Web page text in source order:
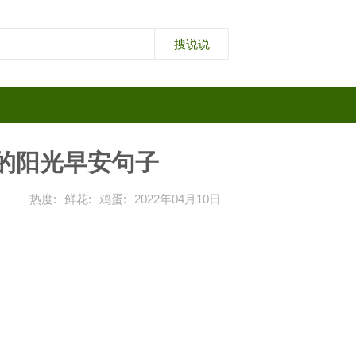
阳光早安句子
热度: 鲜花: 鸡蛋: 2022年04月10日